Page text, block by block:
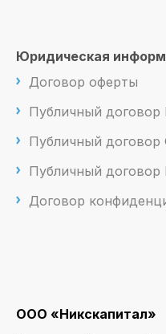
Юридическая
Договор оферты
Публичный
Публичный
Публичный договор
Договор
ООО «Никскапитал»